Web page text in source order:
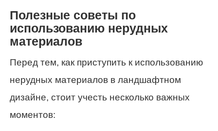
Полезные советы по
использованию нерудных
материалов
Перед тем, как приступить к использованию
нерудных материалов в ландшафтном
дизайне, стоит учесть несколько важных
моментов: